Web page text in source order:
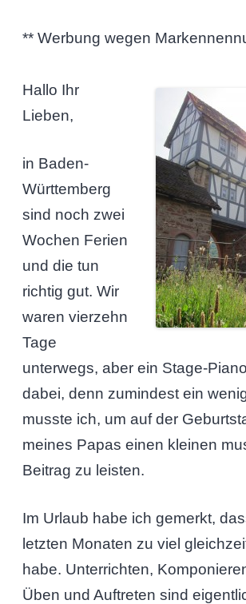
** Werbung wegen
Hallo Ihr
Lieben,
in Baden-
Württemberg
sind noch zwei
Wochen Ferien
und die tun
richtig gut. Wir
waren vierzehn
Tage
unterwegs, aber ein Stage-
dabei, denn zumindest ein
musste ich, um auf der
meines Papas einen kleinen
Beitrag zu leisten.
Im Urlaub habe ich gemerkt,
letzten Monaten zu viel
habe. Unterrichten,
Üben und Auftreten sind